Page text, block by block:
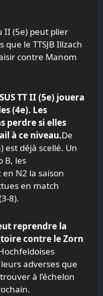
II (5e) peut plier
que le TTSJB Illzach
contre Manom
TT II (5e) jouera
(4e). Les
perdre si elles
à ce niveau.De
est déjà scellé. Un
B, les
N2 la saison
en match
8).
reprendre la
contre le Zorn
adverses que
à l’échelon